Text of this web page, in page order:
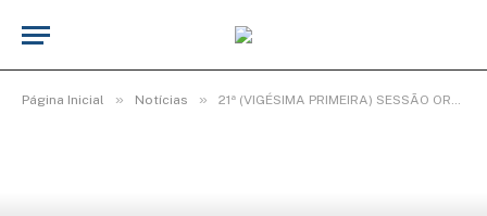
Página Inicial » Notícias » 21ª (VIGÉSIMA PRIMEIRA) SESSÃO ORDINÁRIA DO 3º PERÍODO LEGISLATIVO DA 20ª LEGISLATURA.